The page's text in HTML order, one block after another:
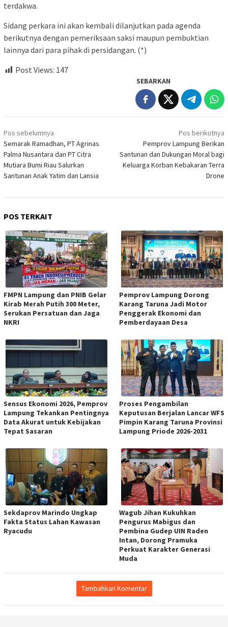
terdakwa.
Sidang perkara ini akan kembali dilanjutkan pada agenda
berikutnya dengan pemeriksaan saksi maupun pembuktian
lainnya dari para pihak di persidangan. (*)
Post Views: 147
SEBARKAN
Navigasi
pos
Pos sebelumnya
Semarak Ramadhan, PT Agrinas
Palma Nusantara dan PT Citra
Mutiara Bumi Riau Salurkan
Santunan Anak Yatim dan Lansia
Pos berikutnya
Pemprov Lampung Berikan
Santunan dan Dukungan Moral bagi
Keluarga Korban Kebakaran Terra
Drone
POS TERKAIT
FMPN Lampung dan PNIB Gelar
Kirab Merah Putih 300 Meter,
Serukan Persatuan dan Jaga
NKRI
Pemprov Lampung Dorong
Karang Taruna Jadi Motor
Penggerak Ekonomi dan
Pemberdayaan Desa
Sensus Ekonomi 2026, Pemprov
Lampung Tekankan Pentingnya
Data Akurat untuk Kebijakan
Tepat Sasaran
Proses Pengambilan
Keputusan Berjalan Lancar WFS
Pimpin Karang Taruna Provinsi
Lampung Priode 2026-2031
Sekdaprov Marindo Ungkap
Fakta Status Lahan Kawasan
Ryacudu
Wagub Jihan Kukuhkan
Pengurus Mabigus dan
Pembina Gudep UIN Raden
Intan, Dorong Pramuka
Perkuat Karakter Generasi
Muda
Tambahkan Komentar